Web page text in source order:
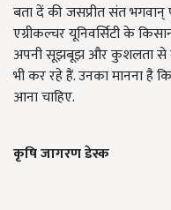
बता दें की जसप्रीत संत भगवान्
एग्रीकल्चर यूनिवर्सिटी के
अपनी सूझबूझ और कुशलता से
भी कर रहे हैं. उनका मानना है
आना चाहिए.
कृषि जागरण डेस्क